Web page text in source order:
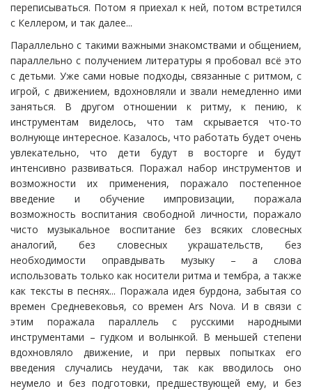
переписываться. Потом я приехал к ней, потом встретился
с Келлером, и так далее...
Параллельно с такими важными знакомствами и общением,
параллельно с получением литературы я пробовал всё это
с детьми. Уже сами новые подходы, связанные с ритмом, с
игрой, с движением, вдохновляли и звали немедленно ими
заняться. В другом отношении к ритму, к пению, к
инструментам виделось, что там скрывается что-то
волнующе интересное. Казалось, что работать будет очень
увлекательно, что дети будут в восторге и будут
интенсивно развиваться. Поражал набор инструментов и
возможности их применения, поражало постепенное
введение и обучение импровизации, поражала
возможность воспитания свободной личности, поражало
чисто музыкальное воспитание без всяких словесных
аналогий, без словесных украшательств, без
необходимости оправдывать музыку – а слова
использовать только как носители ритма и тембра, а также
как тексты в песнях... Поражала идея бурдона, забытая со
времен Средневековья, со времен Ars Nova. И в связи с
этим поражала параллель с русскими народными
инструментами – гудком и волынкой. В меньшей степени
вдохновляло движение, и при первых попытках его
введения случались неудачи, так как вводилось оно
неумело и без подготовки, предшествующей ему, и без